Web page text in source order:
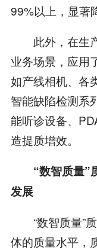
99%以上，显著
此外，在生产
业务场景，应用
如产线相机、各
智能缺陷检测系
能听诊设备、
造提质增效。
“数智质量”
发展
“数智质量”质
体的质量水平，